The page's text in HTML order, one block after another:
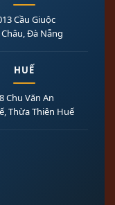
Cầu Giuộc
Đà Nẵng
HUẾ
Chu Văn An
Thừa Thiên Huế